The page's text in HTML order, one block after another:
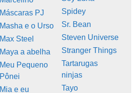
Máscaras PJ
Masha e o Urso
Max Steel
Maya a abelha
Meu Pequeno
Pônei
Mia e eu
Spidey
Sr. Bean
Steven Universe
Stranger Things
Tartarugas
ninjas
Tayo